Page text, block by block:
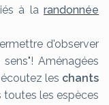
à la randonnée
d'observer
Aménagées
les chants
toutes les espèces